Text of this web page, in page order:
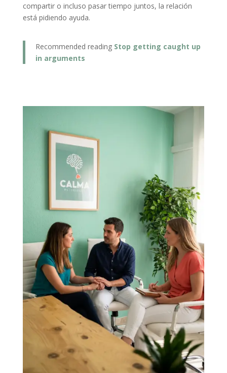
compartir o incluso pasar tiempo juntos, la relación
está pidiendo ayuda.
Recommended reading Stop getting caught up
in arguments